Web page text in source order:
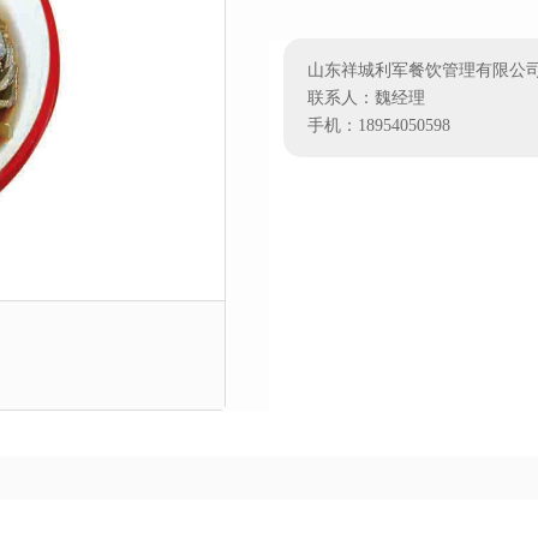
山东祥城利军餐饮管理有限公
联系人：魏经理
手机：18954050598